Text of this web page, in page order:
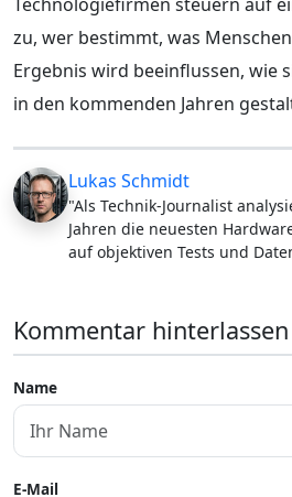
zu, wer bestimmt, was
Ergebnis wird beeinflussen, wie
in den kommenden Jahren
Lukas Schmidt
"Als Technik-Journalist
Jahren die neuesten
auf objektiven Tests und
Kommentar hinterlassen
Name
E-Mail